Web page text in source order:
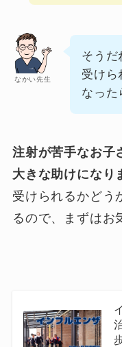
なかい先生
そうだ
受けら
なった
注射が苦手なお子
大きな助けになり
受けられるかどう
るので、まずはお